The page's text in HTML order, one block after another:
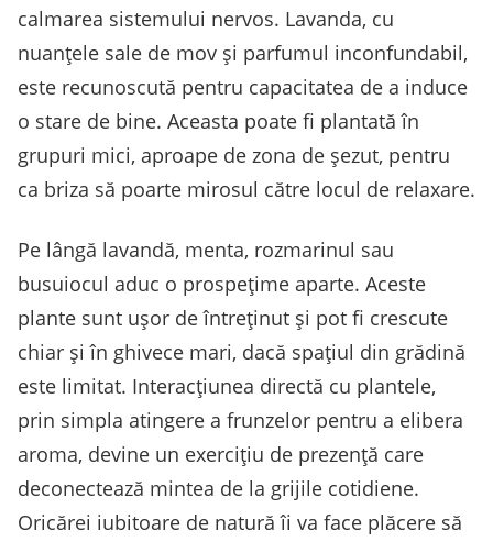
calmarea sistemului nervos. Lavanda, cu
nuanțele sale de mov și parfumul inconfundabil,
este recunoscută pentru capacitatea de a induce
o stare de bine. Aceasta poate fi plantată în
grupuri mici, aproape de zona de șezut, pentru
ca briza să poarte mirosul către locul de relaxare.
Pe lângă lavandă, menta, rozmarinul sau
busuiocul aduc o prospețime aparte. Aceste
plante sunt ușor de întreținut și pot fi crescute
chiar și în ghivece mari, dacă spațiul din grădină
este limitat. Interacțiunea directă cu plantele,
prin simpla atingere a frunzelor pentru a elibera
aroma, devine un exercițiu de prezență care
deconectează mintea de la grijile cotidiene.
Oricărei iubitoare de natură îi va face plăcere să